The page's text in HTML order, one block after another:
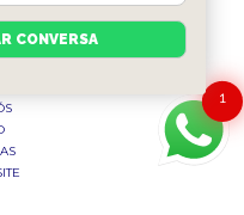
1
CONVERSA